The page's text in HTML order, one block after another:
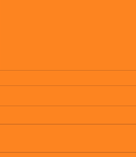
C'è un tipo che mi piace